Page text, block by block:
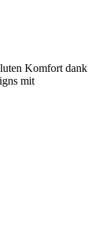
Komfort dank
mit